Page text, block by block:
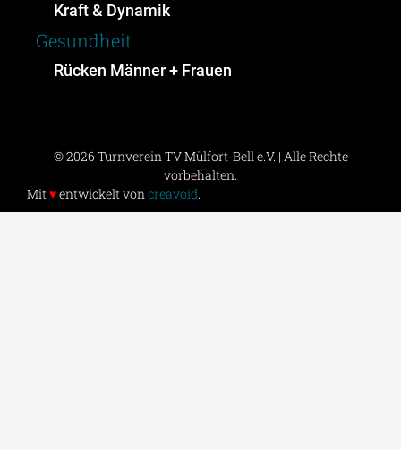
Kraft & Dynamik
Gesundheit
Rücken Männer + Frauen
© 2026 Turnverein TV Mülfort-Bell e.V. | Alle Rechte
vorbehalten.
Mit♥entwickelt voncreavoid.